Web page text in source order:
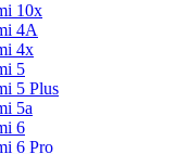
10x
4A
4x
5
5 Plus
5a
6
6 Pro